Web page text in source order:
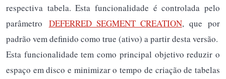
respectiva tabela. Esta funcionalidade é controlada pelo
parâmetro DEFERRED_SEGMENT_CREATION, que por
padrão vem definido como true (ativo) a partir desta versão.
Esta funcionalidade tem como principal objetivo reduzir o
espaço em disco e minimizar o tempo de criação de tabelas